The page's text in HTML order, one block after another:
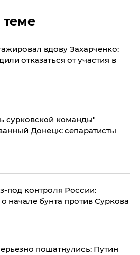
вдову Захарченко:
отказаться от участия в
сурковской команды"
Донецк: сепаратисты
под контроля России:
начале бунта против Суркова
пошатнулись: Путин